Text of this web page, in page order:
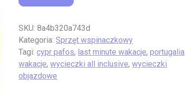
SKU:8a4b320a743d
Kategoria:Sprzęt wspinaczkowy
Tagi:cypr pafos, last minute wakacje,portugalia
wakacje,wycieczki all inclusive,wycieczki
objazdowe